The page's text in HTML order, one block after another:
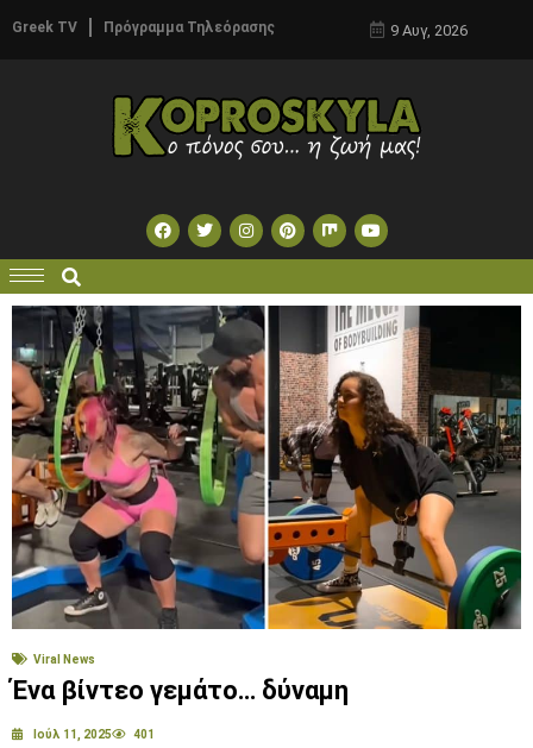
Greek TV Πρόγραμμα Τηλεόρασης 9 Αυγ, 2026
Viral News
Ένα βίντεο γεμάτο… δύναμη
Ιούλ 11, 2025 401